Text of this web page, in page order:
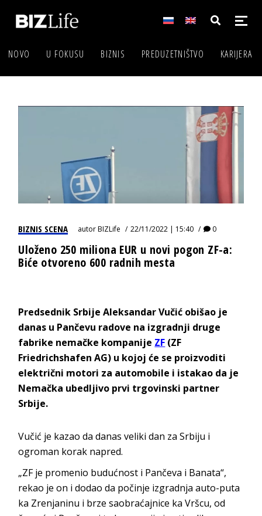
NOVO U FOKUSU BIZNIS PREDUZETNIŠTVO KARIJERA
BIZNIS SCENA autorBIZLife 22/11/2022 | 15:40 0
Uloženo 250 miliona EUR u novi pogon ZF-a:
Biće otvoreno 600 radnih mesta
Predsednik Srbije Aleksandar Vučić obišao je
danas u Pančevu radove na izgradnji druge
fabrike nemačke kompanije ZF (ZF
Friedrichshafen AG) u kojoj će se proizvoditi
električni motori za automobile i istakao da je
Nemačka ubedljivo prvi trgovinski partner
Srbije.
Vučić je kazao da danas veliki dan za Srbiju i
ogroman korak napred.
„ZF je promenio budućnost i Pančeva i Banata“,
rekao je on i dodao da počinje izgradnja auto-puta
ka Zrenjaninu i brze saobraćajnice ka Vršcu, od